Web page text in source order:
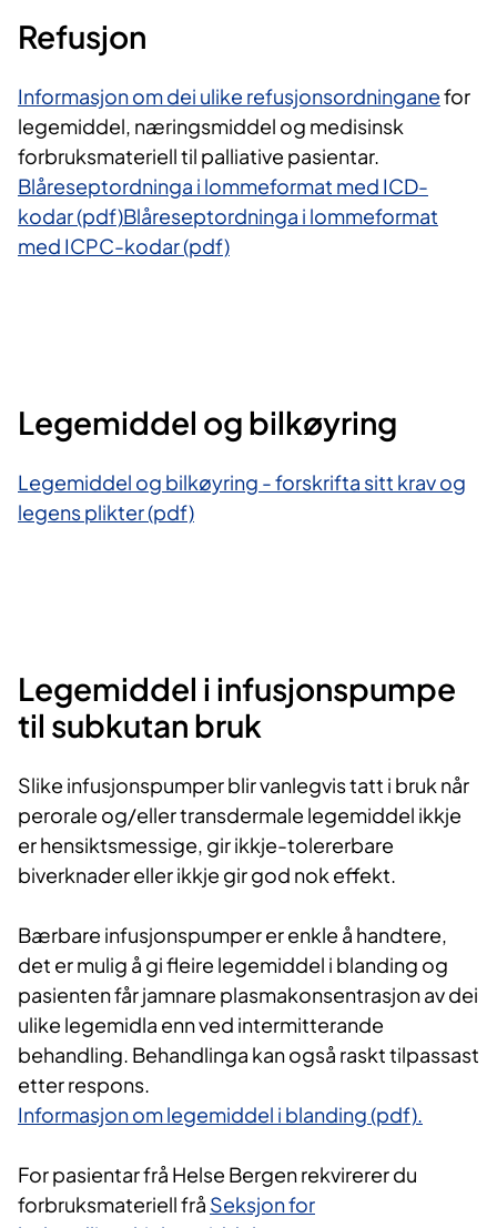
Refusjon
Informasjon om dei ulike refusjonsordninganefor
legemiddel, næringsmiddel og medisinsk
forbruksmateriell til palliative pasientar.
Blåreseptordninga i lommeformat med ICD-
kodar (pdf)Blåreseptordninga i lommeformat
med ICPC-kodar (pdf)
Legemiddel og bilkøyring
Legemiddel og bilkøyring - forskrifta sitt krav og
legens plikter (pdf)
Legemiddel i infusjonspumpe
til subkutan bruk
Slike infusjonspumper blir vanlegvis tatt i bruk når
perorale og/eller transdermale legemiddel ikkje
er hensiktsmessige, gir ikkje-tolererbare
biverknader eller ikkje gir god nok effekt.
Bærbare infusjonspumper er enkle å handtere,
det er mulig å gi fleire legemiddel i blanding og
pasienten får jamnare plasmakonsentrasjon av dei
ulike legemidla enn ved intermitterande
behandling. Behandlinga kan også raskt tilpassast
etter respons.
Informasjon om legemiddel i blanding (pdf).
For pasientar frå Helse Bergen rekvirerer du
forbruksmateriell frå Seksjon for